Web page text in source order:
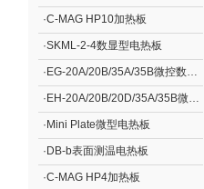
·C-MAG HP10加热板
·SKML-2-4数显型电热板
· EG-20A/20B/35A/35B微控数显电热板
· EH-20A/20B/20D/35A/35B微控数显电热板
· Mini Plate微型电热板
· DB-b表面测温电热板
·C-MAG HP4加热板